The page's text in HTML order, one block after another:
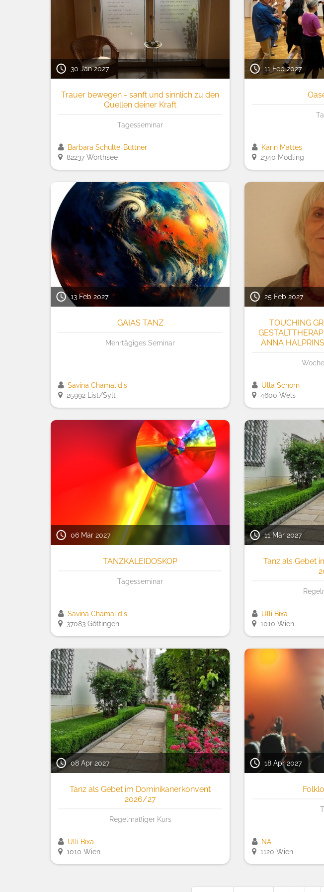
30 Jan 2027
Trauer bewegen - sanft und sinnlich zu den
Quellen deiner Kraft
Tagesseminar
Barbara Schulte-Büttner
82237 Wörthsee
11 Feb 2027
Karin Mattes
2340 Mödling
13 Feb 2027
GAIAS TANZ
Mehrtägiges Seminar
Savina Chamalidis
25992 List/Sylt
25 Feb 2027
TOUCHING
ANNA
Ulla Schorn
4600 Wels
06 Mär 2027
TANZKALEIDOSKOP
Tagesseminar
Savina Chamalidis
37083 Göttingen
11 Mär 2027
Tanz als Gebet
Ulli Bixa
1010 Wien
08 Apr 2027
Tanz als Gebet im Dominikanerkonvent
2026/27
Regelmäßiger Kurs
Ulli Bixa
1010 Wien
18 Apr 2027
NA
1120 Wien